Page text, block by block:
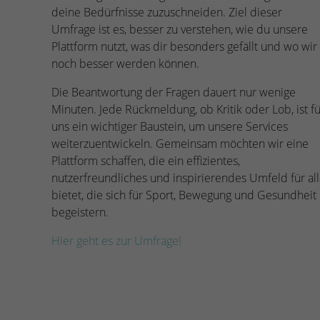
deine Bedürfnisse zuzuschneiden. Ziel dieser
Umfrage ist es, besser zu verstehen, wie du unsere
Plattform nutzt, was dir besonders gefällt und wo wir
noch besser werden können.
Die Beantwortung der Fragen dauert nur wenige
Minuten. Jede Rückmeldung, ob Kritik oder Lob, ist
uns ein wichtiger Baustein, um unsere Services
weiterzuentwickeln. Gemeinsam möchten wir eine
Plattform schaffen, die ein effizientes,
nutzerfreundliches und inspirierendes Umfeld für
bietet, die sich für Sport, Bewegung und Gesundheit
begeistern.
Hier geht es zur Umfrage!